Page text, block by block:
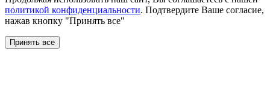
политикой конфиденциальности. Подтвердите Ваше согласие,
нажав кнопку "Принять все"
Принять все